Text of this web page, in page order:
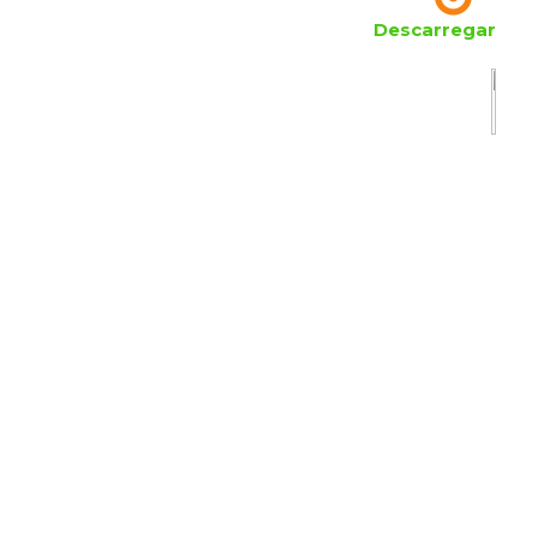
Descarregar